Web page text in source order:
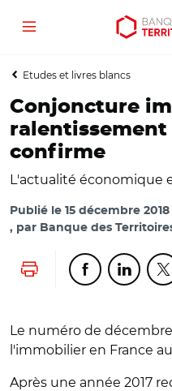
Aller
contenu
Aller
menu
Ouvrir
outils
Menu
Etudes et livres blancs
Conjoncture
ralentissement
confirme
L'actualité économique
Publié le 15 décembre 2018
par Banque des
Lancer l'impression
Partager cette
Le numéro de
l'immobilier en France
Après une année 2017